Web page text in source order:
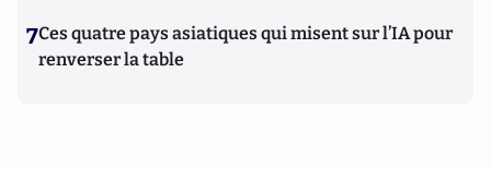
7Ces quatre pays asiatiques qui misent sur l’IA pour
renverser la table